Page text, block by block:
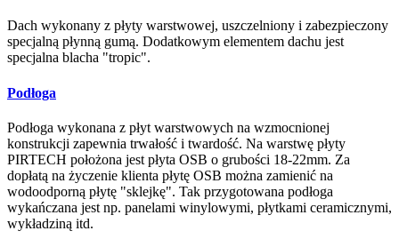
Dach wykonany z płyty warstwowej, uszczelniony i zabezpieczony
specjalną płynną gumą. Dodatkowym elementem dachu jest
specjalna blacha "tropic".
Podłoga
Podłoga wykonana z płyt warstwowych na wzmocnionej
konstrukcji zapewnia trwałość i twardość. Na warstwę płyty
PIRTECH położona jest płyta OSB o grubości 18-22mm. Za
dopłatą na życzenie klienta płytę OSB można zamienić na
wodoodporną płytę "sklejkę". Tak przygotowana podłoga
wykańczana jest np. panelami winylowymi, płytkami ceramicznymi,
wykładziną itd.